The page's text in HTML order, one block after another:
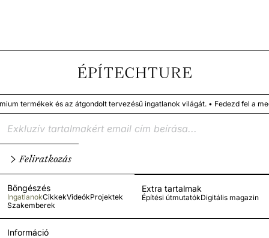
termékek és az átgondolt tervezésű ingatlanok világát. • Fedezd fel a
Feliratkozás
Böngészés
IngatlanokCikkekVideókProjektek
Szakemberek
Extra tartalmak
Építési útmutatókDigitális magazin
Információ